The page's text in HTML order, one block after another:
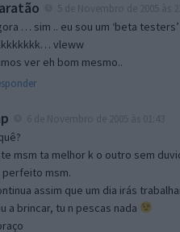
… sim .. eu sou um ‘beta testers’
vleww
ver eh bom mesmo..
msm ta melhor k o outro sem
perfeito msm.
assim que um dia irás
a brincar, tu n pescas nada